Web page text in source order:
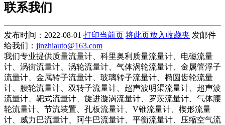
联系我们
发布时间：2022-08-01 打印当前页 将此页放入收藏夹 发邮件
给我们： jinzhiauto@163.com
我们专业提供质量流量计、科里奥利质量流量计、电磁流量
计、涡街流量计、涡轮流量计、气体涡轮流量计、金属管浮子
流量计、金属转子流量计、玻璃转子流量计、椭圆齿轮流量
计、腰轮流量计、双转子流量计、超声波明渠流量计、超声波
流量计、靶式流量计、旋进漩涡流量计、罗茨流量计、气体腰
轮流量计、节流装置、孔板流量计、V锥流量计、楔形流量
计、威力巴流量计、阿牛巴流量计、平衡流量计、压缩空气流